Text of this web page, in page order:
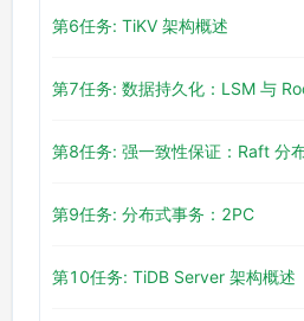
第6任务: TiKV 架构概述
第7任务: 数据持久化：LSM 与
第8任务: 强一致性保证：Raft 分
第9任务: 分布式事务：2PC
第10任务: TiDB Server 架构概述